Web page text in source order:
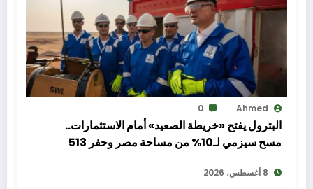
Ahmed
0
البترول يفتح «خريطة الصعيد» أمام الاستثمارات..
مسح سيزمي لـ10% من مساحة مصر وحفر 513
بئرًا لتعزيز الإنتاج والاستكشاف
8 أغسطس، 2026